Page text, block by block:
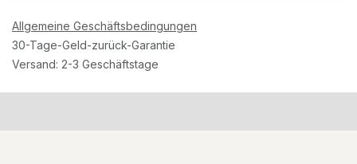
Allgemeine Geschäftsbedingungen
30-Tage-Geld-zurück-Garantie
Versand: 2-3 Geschäftstage